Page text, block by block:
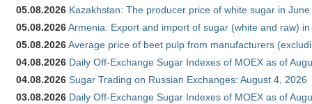
05.08.2026 Kazakhstan: The producer price of white sugar in
05.08.2026Armenia: Export and import of sugar (white and raw)
05.08.2026Average price of beet pulp from manufacturers
04.08.2026 Daily Off-Exchange Sugar Indexes of MOEX as of
04.08.2026 Sugar Trading on Russian Exchanges: August 4, 2026
03.08.2026 Daily Off-Exchange Sugar Indexes of MOEX as of